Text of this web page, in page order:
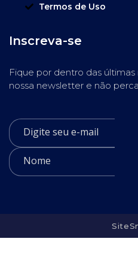
Termos de Uso
Inscreva-se
Fique por dentro das
nossa newsletter e não